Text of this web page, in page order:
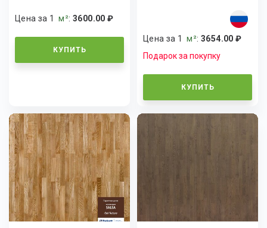
Цена за 1м²:3600.00 ₽
КУПИТЬ
Цена за 1м²:3654.00 ₽
Подарок за покупку
КУПИТЬ